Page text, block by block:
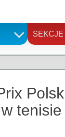
tenisie